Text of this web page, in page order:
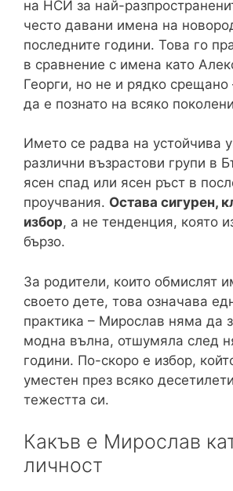
на НСИ за най-
често давани имена на
последните години. Това го
в сравнение с имена като
Георги, но не и рядко
да е познато на всяко
Името се радва на устойчива
различни възрастови групи в
ясен спад или ясен ръст в
проучвания. Остава сигурен,
избор, а не тенденция, която
бързо.
За родители, които обмислят
своето дете, това означава
практика – Мирослав няма да
модна вълна, отшумяла след
години. По-скоро е избор,
уместен през всяко
тежестта си.
Какъв е Мирослав
личност